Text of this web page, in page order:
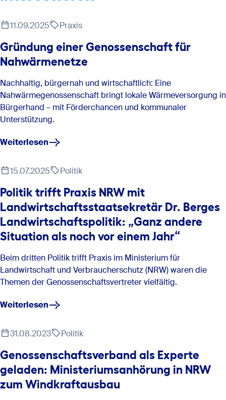
11.09.2025 Praxis
Gründung einer Genossenschaft für
Nahwärmenetze
Nachhaltig, bürgernah und wirtschaftlich: Eine
Nahwärmegenossenschaft bringt lokale Wärmeversorgung in
Bürgerhand – mit Förderchancen und kommunaler
Unterstützung.
Weiterlesen
15.07.2025 Politik
Politik trifft Praxis NRW mit
Landwirtschaftsstaatsekretär Dr. Berges
Landwirtschaftspolitik: „Ganz andere
Situation als noch vor einem Jahr“
Beim dritten Politik trifft Praxis im Ministerium für
Landwirtschaft und Verbraucherschutz (NRW) waren die
Themen der Genossenschaftsvertreter vielfältig.
Weiterlesen
31.08.2023 Politik
Genossenschaftsverband als Experte
geladen: Ministeriumsanhörung in NRW
zum Windkraftausbau